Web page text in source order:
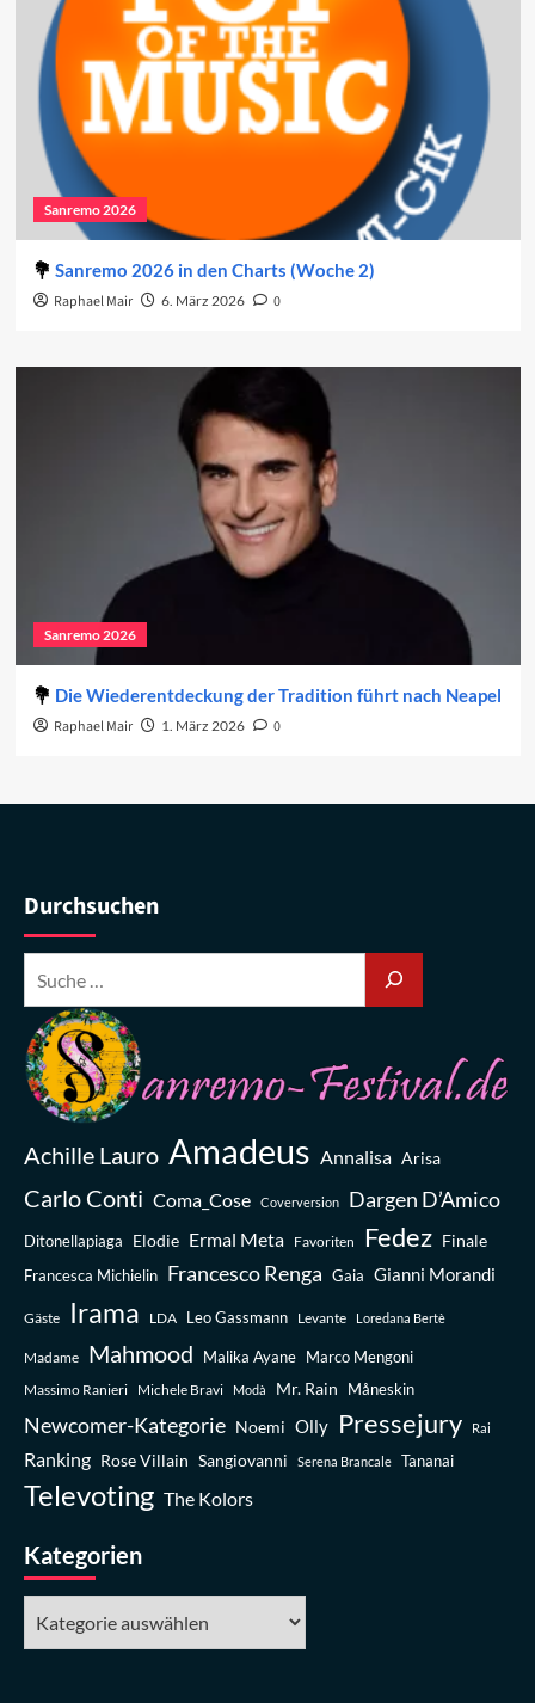
Sanremo 2026
Sanremo 2026 in den Charts (Woche 2)
Raphael Mair 6. März 2026 0
Sanremo 2026
Die Wiederentdeckung der Tradition führt nach Neapel
Raphael Mair 1. März 2026 0
Durchsuchen
Achille Lauro Amadeus Annalisa Arisa
Carlo Conti Coma_Cose Coverversion Dargen D’Amico
Ditonellapiaga Elodie Ermal Meta Favoriten Fedez Finale
Francesca Michielin Francesco Renga Gaia Gianni Morandi
Gäste Irama LDA Leo Gassmann Levante Loredana Bertè
Madame Mahmood Malika Ayane
Marco Mengoni
Massimo Ranieri Michele Bravi Modà Mr. Rain Måneskin
Newcomer-Kategorie Noemi Olly Pressejury Rai
Ranking Rose Villain Sangiovanni Serena Brancale Tananai
Televoting The Kolors
Kategorien